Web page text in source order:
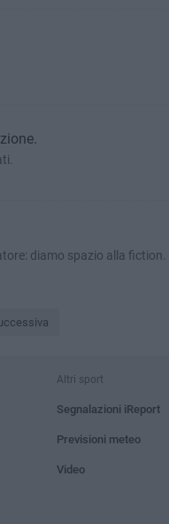
diamo spazio alla fiction.
Altri sport
Segnalazioni iReport
Previsioni meteo
Video